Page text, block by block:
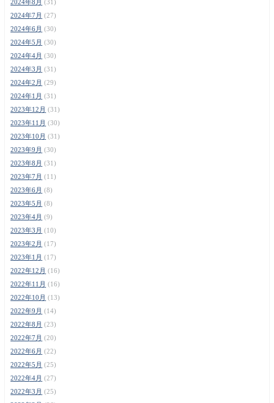
2024年8月 (31)
2024年7月 (27)
2024年6月 (30)
2024年5月 (30)
2024年4月 (30)
2024年3月 (31)
2024年2月 (29)
2024年1月 (31)
2023年12月 (31)
2023年11月 (30)
2023年10月 (31)
2023年9月 (30)
2023年8月 (31)
2023年7月 (11)
2023年6月 (8)
2023年5月 (8)
2023年4月 (9)
2023年3月 (10)
2023年2月 (17)
2023年1月 (17)
2022年12月 (16)
2022年11月 (16)
2022年10月 (13)
2022年9月 (14)
2022年8月 (23)
2022年7月 (20)
2022年6月 (22)
2022年5月 (25)
2022年4月 (27)
2022年3月 (25)